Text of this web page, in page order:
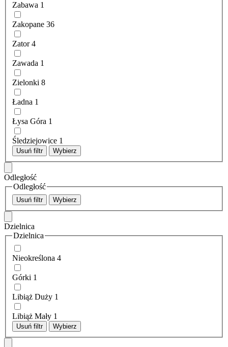
Zabawa 1
Zakopane 36
Zator 4
Zawada 1
Zielonki 8
Ładna 1
Łysa Góra 1
Śledziejowice 1
Usuń filtr Wybierz
Odległość
Odległość
Usuń filtr Wybierz
Dzielnica
Dzielnica
Nieokreślona 4
Górki 1
Libiąż Duży 1
Libiąż Mały 1
Usuń filtr Wybierz